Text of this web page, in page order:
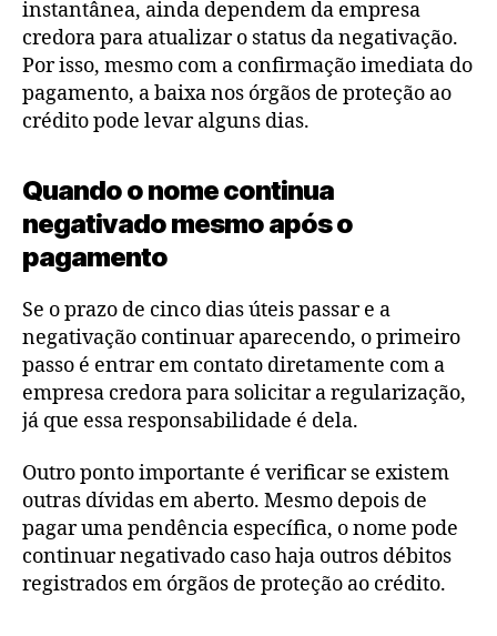
instantânea, ainda dependem da empresa
credora para atualizar o status da negativação.
Por isso, mesmo com a confirmação imediata do
pagamento, a baixa nos órgãos de proteção ao
crédito pode levar alguns dias.
Quando o nome continua
negativado mesmo após o
pagamento
Se o prazo de cinco dias úteis passar e a
negativação continuar aparecendo, o primeiro
passo é entrar em contato diretamente com a
empresa credora para solicitar a regularização,
já que essa responsabilidade é dela.
Outro ponto importante é verificar se existem
outras dívidas em aberto. Mesmo depois de
pagar uma pendência específica, o nome pode
continuar negativado caso haja outros débitos
registrados em órgãos de proteção ao crédito.